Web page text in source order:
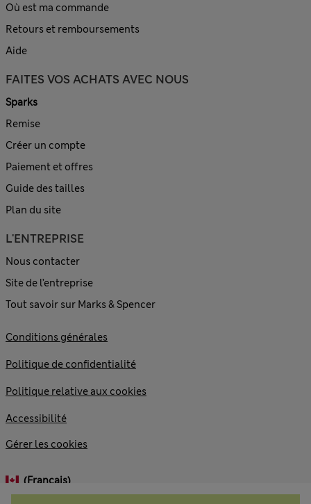
Où est ma commande
Retours et remboursements
Aide
FAITES VOS ACHATS AVEC NOUS
Sparks
Remise
Créer un compte
Paiement et offres
Guide des tailles
Plan du site
L'ENTREPRISE
Nous contacter
Site de l’entreprise
Tout savoir sur Marks & Spencer
Conditions générales
Politique de confidentialité
Politique relative aux cookies
Accessibilité
Gérer les cookies
(français)